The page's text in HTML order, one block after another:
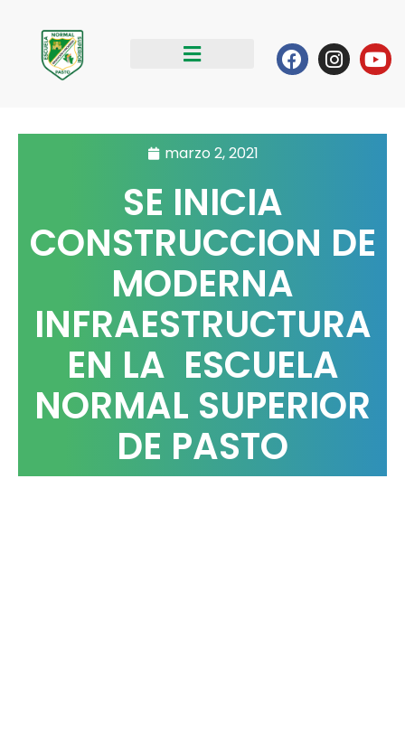
contenido
Facebook
marzo 2, 2021
SE INICIA
CONSTRUCCION DE
MODERNA
INFRAESTRUCTURA
EN LA ESCUELA
NORMAL SUPERIOR
DE PASTO